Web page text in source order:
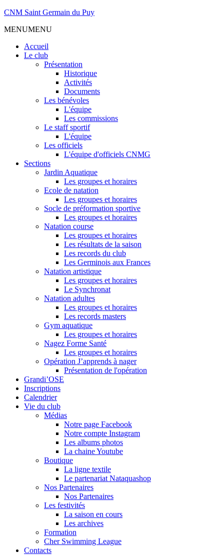
CNM Saint Germain du Puy
MENUMENU
Accueil
Le club
Présentation
Historique
Activités
Documents
Les bénévoles
L'équipe
Les commissions
Le staff sportif
L'équipe
Les officiels
L'équipe d'officiels CNMG
Sections
Jardin Aquatique
Les groupes et horaires
Ecole de natation
Les groupes et horaires
Socle de préformation sportive
Les groupes et horaires
Natation course
Les groupes et horaires
Les résultats de la saison
Les records du club
Les Germinois aux Frances
Natation artistique
Les groupes et horaires
Le Synchronat
Natation adultes
Les groupes et horaires
Les records masters
Gym aquatique
Les groupes et horaires
Nagez Forme Santé
Les groupes et horaires
Opération J’apprends à nager
Présentation de l'opération
Grandi’OSE
Inscriptions
Calendrier
Vie du club
Médias
Notre page Facebook
Notre compte Instagram
Les albums photos
La chaine Youtube
Boutique
La ligne textile
Le partenariat Nataquashop
Nos Partenaires
Nos Partenaires
Les festivités
La saison en cours
Les archives
Formation
Cher Swimming League
Contacts